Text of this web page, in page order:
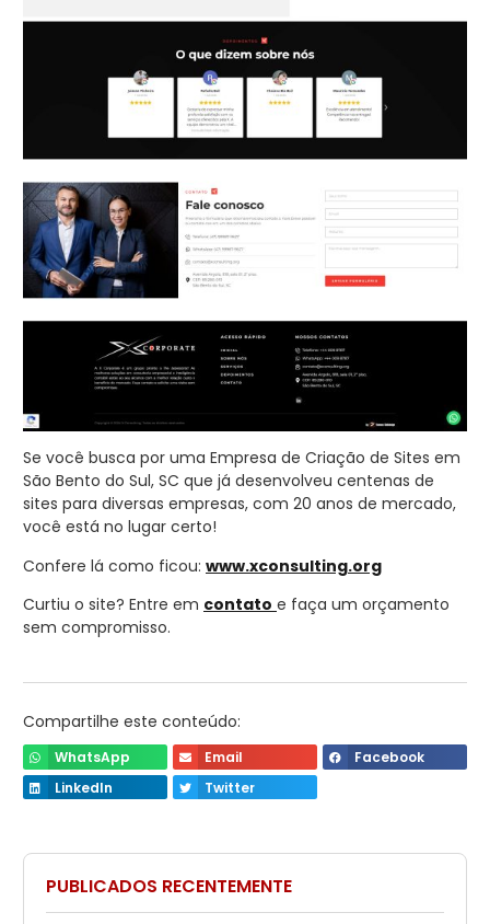
Se você busca por uma Empresa de Criação de Sites em
São Bento do Sul, SC que já desenvolveu centenas de
sites para diversas empresas, com 20 anos de mercado,
você está no lugar certo!
Confere lá como ficou: www.xconsulting.org
Curtiu o site? Entre em contato e faça um orçamento
sem compromisso.
Compartilhe este conteúdo:
WhatsApp Email
Facebook
LinkedIn
Twitter
PUBLICADOS RECENTEMENTE